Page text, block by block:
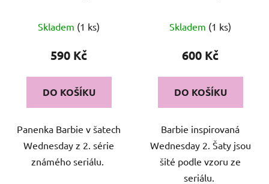
Skladem (1 ks)
590 Kč
DO KOŠÍKU
Panenka Barbie v šatech
Wednesday z 2. série
známého seriálu.
Skladem (1 ks)
600 Kč
DO KOŠÍKU
Barbie inspirovaná
Wednesday 2. Šaty jsou
šité podle vzoru ze
seriálu.